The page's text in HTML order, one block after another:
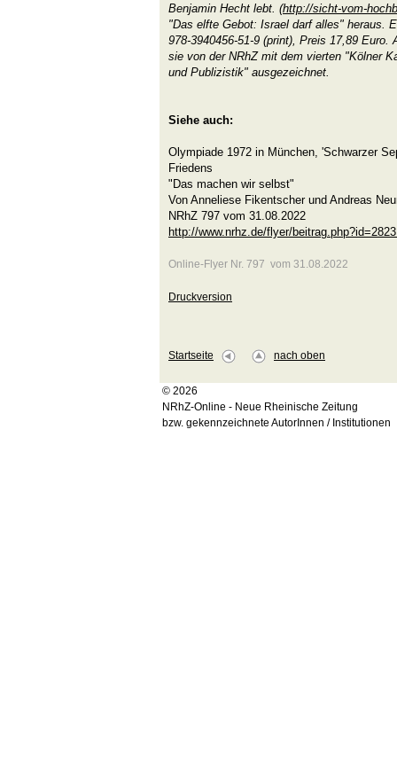
Benjamin Hecht lebt. (http://sicht-vom-
"Das elfte Gebot: Israel darf alles" heraus.
978-3940456-51-9 (print), Preis 17,89 Euro.
sie von der NRhZ mit dem vierten "Kölner
und Publizistik" ausgezeichnet.
Siehe auch:
Olympiade 1972 in München, 'Schwarzer
Friedens
"Das machen wir selbst"
Von Anneliese Fikentscher und Andreas
NRhZ 797 vom 31.08.2022
http://www.nrhz.de/flyer/
Online-Flyer Nr. 797 vom 31.08.2022
Druckversion
Startseite nach oben
© 2026
NRhZ-Online - Neue Rheinische Zeitung
bzw. gekennzeichnete AutorInnen / Institutionen